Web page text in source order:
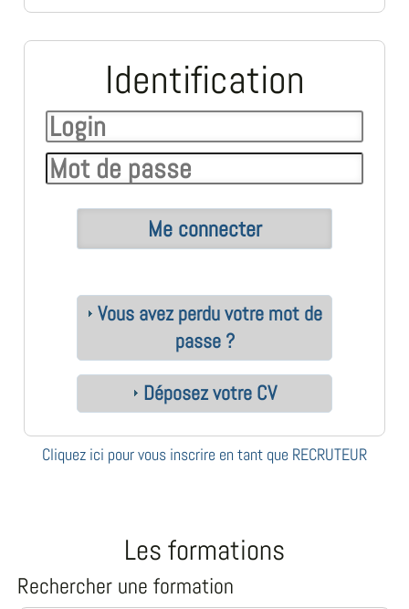
Identification
Vous avez perdu votre mot de
passe ?
Déposez votre CV
Cliquez ici pour vous inscrire en tant que RECRUTEUR
Les formations
Rechercher une formation